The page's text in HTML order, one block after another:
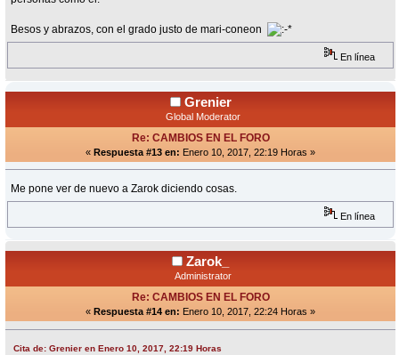
Besos y abrazos, con el grado justo de mari-coneon
En línea
Grenier
Global Moderator
Re: CAMBIOS EN EL FORO
« Respuesta #13 en: Enero 10, 2017, 22:19 Horas »
Me pone ver de nuevo a Zarok diciendo cosas.
En línea
Zarok_
Administrator
Re: CAMBIOS EN EL FORO
« Respuesta #14 en: Enero 10, 2017, 22:24 Horas »
Cita de: Grenier en Enero 10, 2017, 22:19 Horas